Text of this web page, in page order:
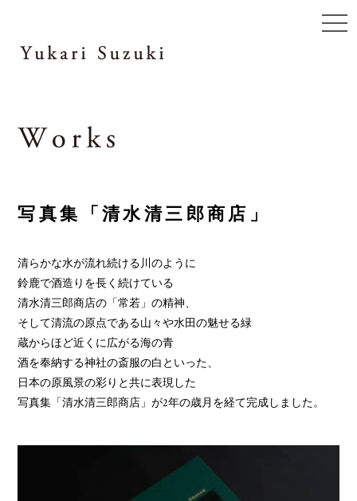
写真集「清水清三郎商店」
清らかな水が流れ続ける川のように
鈴鹿で酒造りを長く続けている
清水清三郎商店の「常若」の精神、
そして清流の原点である山々や水田の魅せる緑
蔵からほど近くに広がる海の青
酒を奉納する神社の斎服の白といった、
日本の原風景の彩りと共に表現した
写真集「清水清三郎商店」が2年の歳月を経て完成しました。